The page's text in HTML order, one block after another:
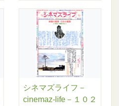
シネマズライフ－
cinemaz-life－１０２